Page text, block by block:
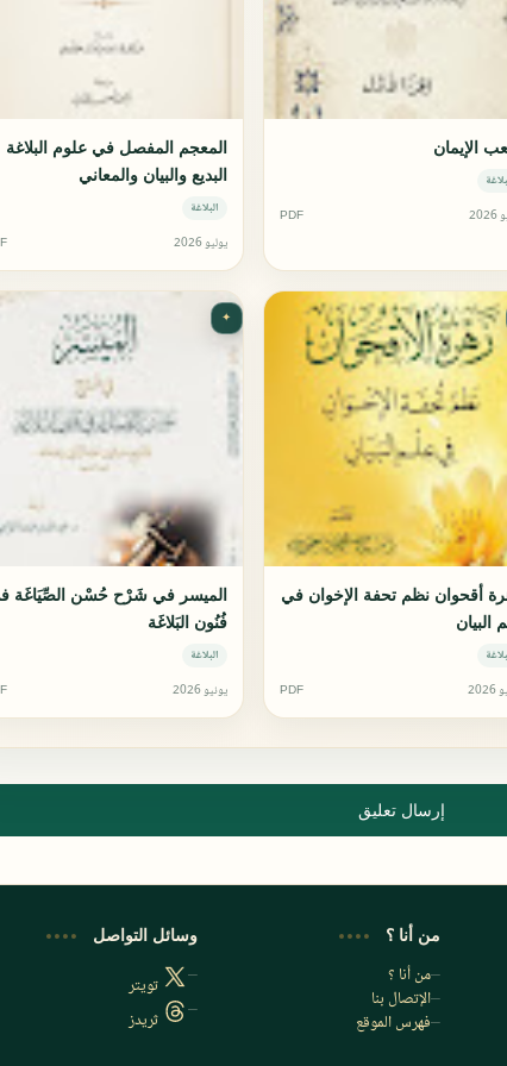
الإيمان
PDF
المعجم المفصل في علوم البلاغة
البديع والبيان والمعاني
البلاغة
يوليو 2026
أقحوان نظم تحفة الإخوان في
البيان
PDF
✦
الميسر في شَرْح حُسْن الصِّيَاغَة
فُنُون البَلاغَة
البلاغة
يونيو 2026
إرسال تعليق
من أنا ؟
من أنا ؟
الإتصال بنا
فهرس الموقع
وسائل التواصل
تويتر
ثريدز